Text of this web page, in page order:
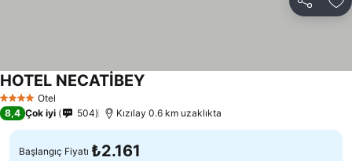
Paylaş
4 Yıldız Otel
HOTEL NECATİBEY
8,4 Çok iyi 504 Kızılay 0.6 km uzaklıkta
Başlangıç Fiyatı ₺2.161